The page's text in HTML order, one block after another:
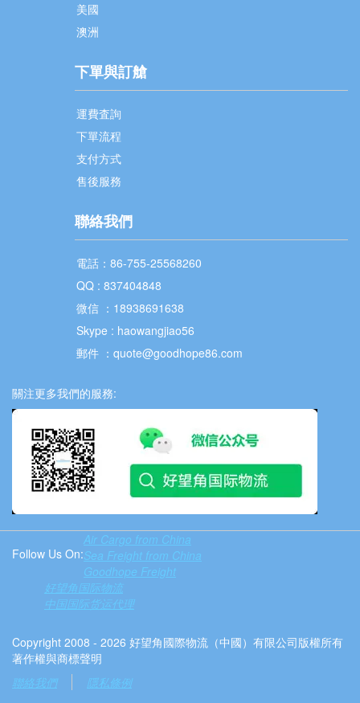
美國
澳洲
下單與訂艙
運費査詢
下單流程
支付方式
售後服務
聯絡我們
電話：86-755-25568260
QQ : 837404848
微信 ：18938691638
Skype : haowangjiao56
郵件 ：quote@goodhope86.com
關注更多我們的服務:
Follow Us On:
Air Cargo from China
Sea Freight from China
Goodhope Freight
好望角国际物流
中国国际货运代理
Copyright 2008 - 2026 好望角國際物流（中國）有限公司版權所有
著作權與商標聲明
聯絡我們
隱私條例